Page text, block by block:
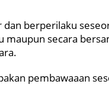
berperilaku
secara
pembawaaan